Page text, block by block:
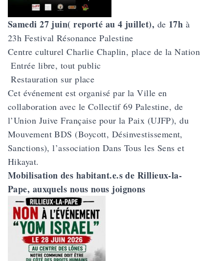
Samedi 27 juin( reporté au 4 juillet), de 17h à
23h Festival Résonance Palestine
Centre culturel Charlie Chaplin, place de la Nation
Entrée libre, tout public
Restauration sur place
Cet événement est organisé par la Ville en
collaboration avec le Collectif 69 Palestine, de
l’Union Juive Française pour la Paix (UJFP), du
Mouvement BDS (Boycott, Désinvestissement,
Sanctions), l’association Dans Tous les Sens et
Hikayat.
Mobilisation des habitant.e.s de Rillieux-la-
Pape, auxquels nous nous joignons